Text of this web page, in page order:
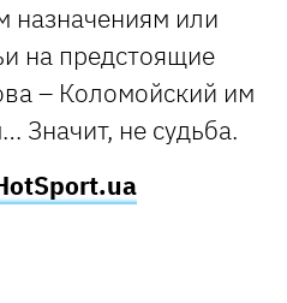
назначениям или
на предстоящие
– Коломойский им
Значит, не судьба.